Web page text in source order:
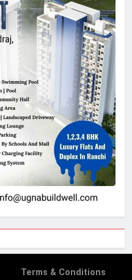
Terms & Conditions